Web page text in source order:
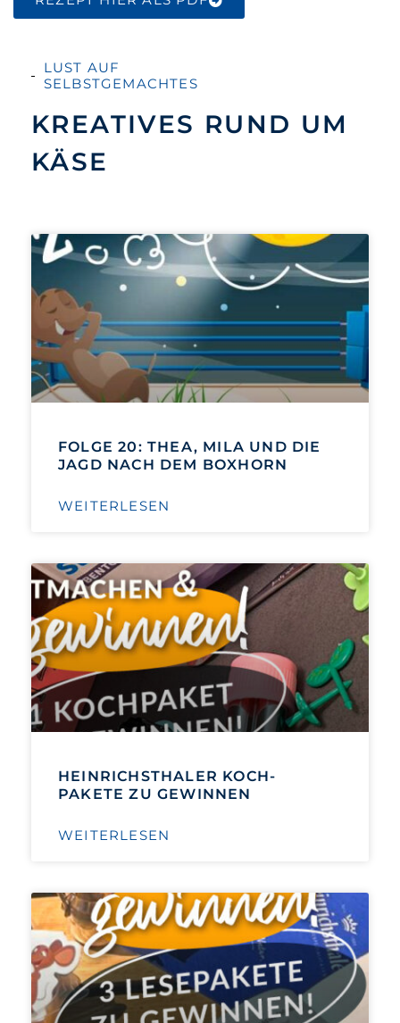
LUST AUF
SELBSTGEMACHTES
KREATIVES RUND UM
KÄSE
FOLGE 20: THEA, MILA UND DIE
JAGD NACH DEM BOXHORN
WEITERLESEN
HEINRICHSTHALER KOCH-
PAKETE ZU GEWINNEN
WEITERLESEN